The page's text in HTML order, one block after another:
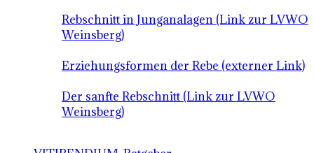
Rebschnitt in Junganalagen (Link zur LVWO
Weinsberg)
Erziehungsformen der Rebe (externer Link)
Der sanfte Rebschnitt (Link zur LVWO
Weinsberg)